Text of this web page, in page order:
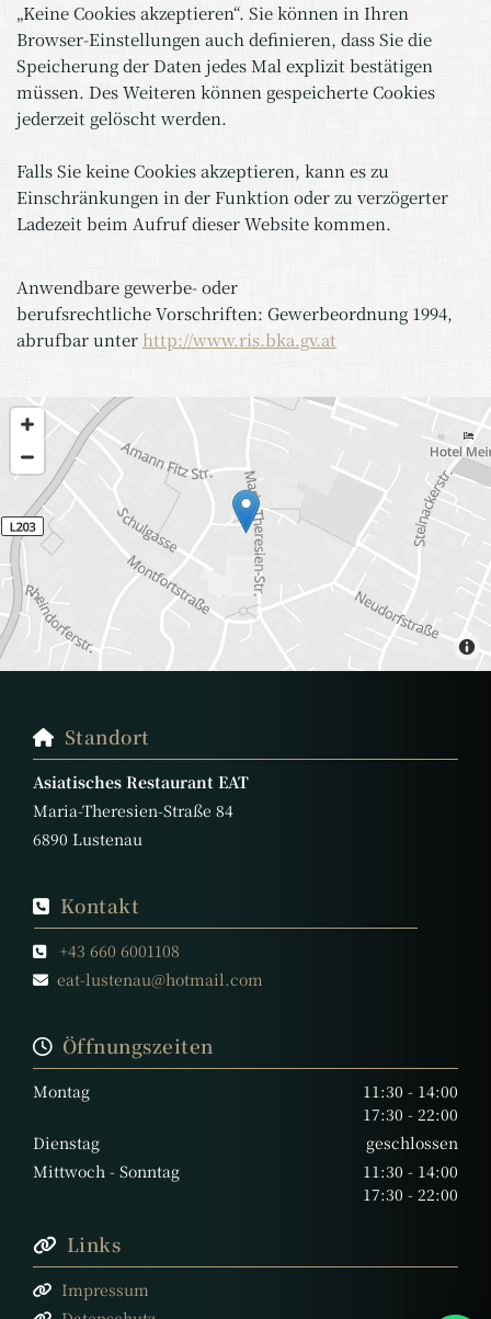
„Keine Cookies akzeptieren“. Sie können in Ihren
Browser-Einstellungen auch definieren, dass Sie die
Speicherung der Daten jedes Mal explizit bestätigen
müssen. Des Weiteren können gespeicherte Cookies
jederzeit gelöscht werden.
Falls Sie keine Cookies akzeptieren, kann es zu
Einschränkungen in der Funktion oder zu verzögerter
Ladezeit beim Aufruf dieser Website kommen.
Anwendbare gewerbe- oder
berufsrechtliche Vorschriften: Gewerbeordnung 1994,
abrufbar unter http://www.ris.bka.gv.at
 Standort
Asiatisches Restaurant EAT
Maria-Theresien-Straße 84
6890 Lustenau
 Kontakt
 +43 660 6001108
 eat-lustenau@hotmail.com
Öffnungszeiten
Montag
11:30 - 14:00
17:30 - 22:00
Dienstag
geschlossen
Mittwoch - Sonntag
11:30 - 14:00
17:30 - 22:00
 Links
 Impressum